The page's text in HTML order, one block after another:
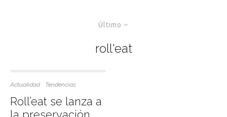
Último
roll'eat
Actualidad Tendencias
Roll’eat se lanza a